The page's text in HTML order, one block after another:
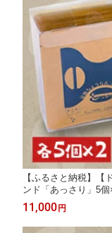
【ふるさと納税】【
ンド「あっさり」5
バッグ 金魚ちょうち
6】
11,000円